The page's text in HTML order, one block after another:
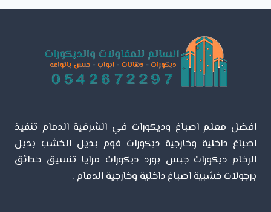
تصميم
ديكور
بلازما
الدمام
افضل معلم اصباغ وديكورات في الشرقية الدمام تنفيذ
اصباغ داخلية وخارجية ديكورات فوم بديل الخشب بديل
الرخام ديكورات جبس بورد ديكورات مرايا تنسيق حدائق
برجولات خشبية اصباغ داخلية وخارجية الدمام .